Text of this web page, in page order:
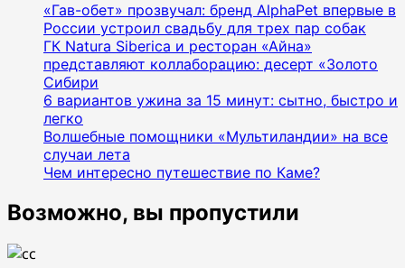
«Гав-обет» прозвучал: бренд AlphaPet впервые в
России устроил свадьбу для трех пар собак
ГК Natura Siberica и ресторан «Айна»
представляют коллаборацию: десерт «Золото
Сибири
6 вариантов ужина за 15 минут: сытно, быстро и
легко
Волшебные помощники «Мультиландии» на все
случаи лета
Чем интересно путешествие по Каме?
Возможно, вы пропустили